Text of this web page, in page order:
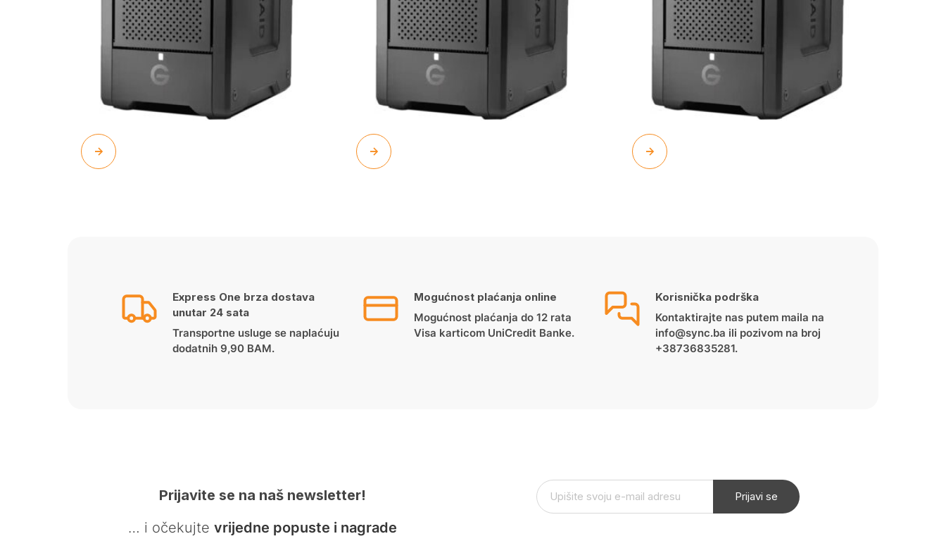
Express One brza dostava
unutar 24 sata
Transportne usluge se naplaćuju
dodatnih 9,90 BAM.
Mogućnost plaćanja online
Mogućnost plaćanja do 12 rata
Visa karticom UniCredit Banke.
Korisnička podrška
Kontaktirajte nas putem maila na
info@sync.ba ili pozivom na broj
+38736835281.
Prijavite se na naš newsletter!
… i očekujte vrijedne popuste i nagrade
Prijavi se